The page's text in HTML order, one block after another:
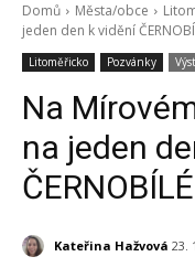
Domů Města/obce
jeden den k vidění
Litoměřicko Pozvánky
Na
na jeden
Kateřina Hažvová 23.